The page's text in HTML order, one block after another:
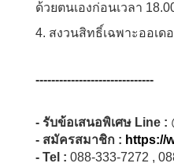
ด้วยตนเองก่อนเวลา
4. สงวนสิทธิ์เฉพาะออเด
------------------------------
- รับข้อเสนอพิเศษ Line :
- สมัครสมาชิก : https://
- Tel :088-333-7272 ,